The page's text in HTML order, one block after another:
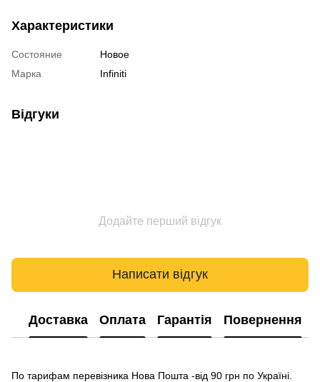
Характеристики
Состояние
Новое
Марка
Infiniti
Відгуки
Додайте перший відгук
Написати відгук
Доставка Оплата Гарантія Повернення
По тарифам перевізника Нова Пошта -від 90 грн по Україні.